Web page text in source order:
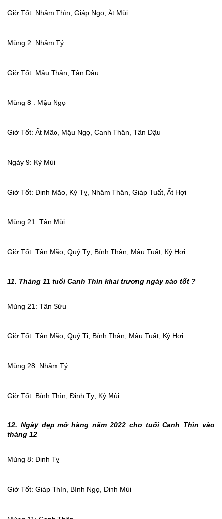
Giờ Tốt: Nhâm Thìn, Giáp Ngọ, Ất Mùi
Mùng 2: Nhâm Tý
Giờ Tốt: Mậu Thân, Tân Dậu
Mùng 8 : Mậu Ngọ
Giờ Tốt: Ất Mão, Mậu Ngọ, Canh Thân, Tân Dậu
Ngày 9: Kỷ Mùi
Giờ Tốt: Đinh Mão, Kỷ Tỵ, Nhâm Thân, Giáp Tuất, Ất Hợi
Mùng 21: Tân Mùi
Giờ Tốt: Tân Mão, Quý Tỵ, Bính Thân, Mậu Tuất, Kỷ Hợi
11. Tháng 11 tuổi Canh Thìn khai trương ngày nào tốt ?
Mùng 21: Tân Sửu
Giờ Tốt: Tân Mão, Quý Tị, Bính Thân, Mậu Tuất, Kỷ Hợi
Mùng 28: Nhâm Tý
Giờ Tốt: Bính Thìn, Đinh Tỵ, Kỷ Mùi
12. Ngày đẹp mở hàng năm 2022 cho tuổi Canh Thìn vào
tháng 12
Mùng 8: Đinh Tỵ
Giờ Tốt: Giáp Thìn, Bính Ngọ, Đinh Mùi